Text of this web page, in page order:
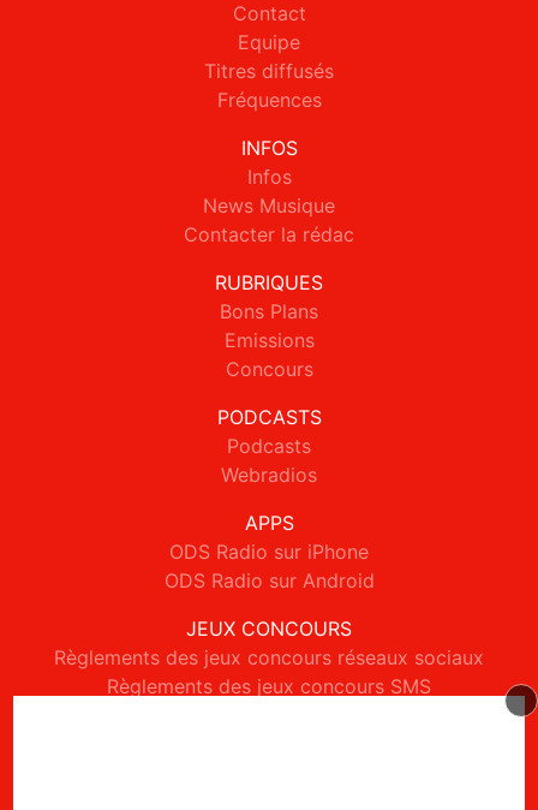
Contact
Equipe
Titres diffusés
Fréquences
INFOS
Infos
News Musique
Contacter la rédac
RUBRIQUES
Bons Plans
Emissions
Concours
PODCASTS
Podcasts
Webradios
APPS
ODS Radio sur iPhone
ODS Radio sur Android
JEUX CONCOURS
Règlements des jeux concours réseaux sociaux
Règlements des jeux concours SMS